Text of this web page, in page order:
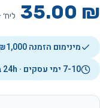
35.00 ₪
מינימום הזמנה ₪1,000 + מע״מ
7-10 ימי עסקים · 24h בדחיפות